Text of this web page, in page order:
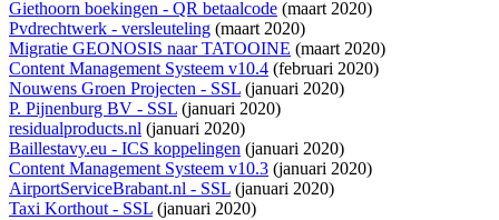
Giethoorn boekingen - QR betaalcode (maart 2020)
Pvdrechtwerk - versleuteling (maart 2020)
Migratie GEONOSIS naar TATOOINE (maart 2020)
Content Management Systeem v10.4 (februari 2020)
Nouwens Groen Projecten - SSL (januari 2020)
P. Pijnenburg BV - SSL (januari 2020)
residualproducts.nl (januari 2020)
Baillestavy.eu - ICS koppelingen (januari 2020)
Content Management Systeem v10.3 (januari 2020)
AirportServiceBrabant.nl - SSL (januari 2020)
Taxi Korthout - SSL (januari 2020)